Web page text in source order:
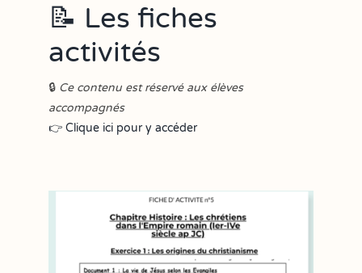
📝 Les fiches
activités
🔒 Ce contenu est réservé aux élèves
accompagnés
👉 Clique ici pour y accéder